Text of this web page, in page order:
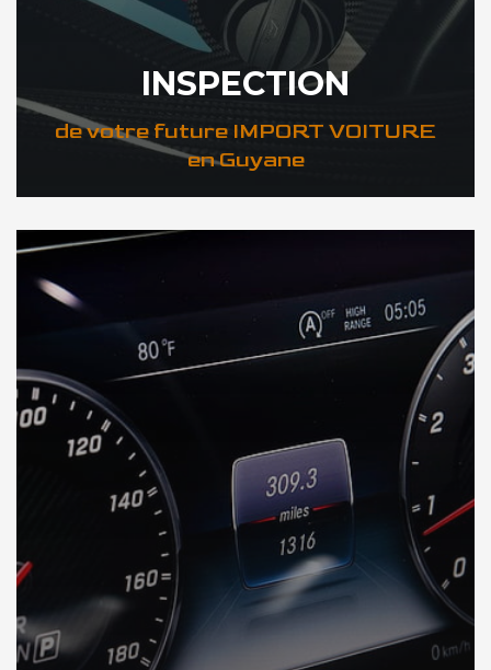
INSPECTION
de votre future IMPORT VOITURE
en Guyane
DÉCOUVREZ VOTRE INSPECTION AUTO en Guyane